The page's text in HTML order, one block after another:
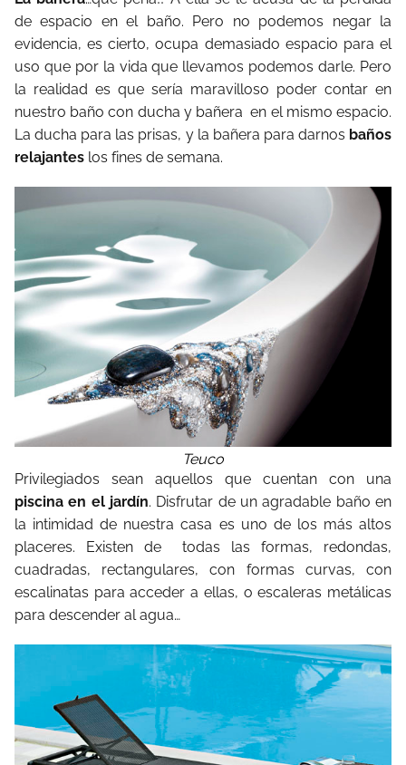
de espacio en el baño. Pero no podemos negar la
evidencia, es cierto, ocupa demasiado espacio para el
uso que por la vida que llevamos podemos darle. Pero
la realidad es que sería maravilloso poder contar en
nuestro baño con ducha y bañera en el mismo espacio.
La ducha para las prisas, y la bañera para darnos baños
relajantes los fines de semana.
Teuco
Privilegiados sean aquellos que cuentan con una
piscina en el jardín. Disfrutar de un agradable baño en
la intimidad de nuestra casa es uno de los más altos
placeres. Existen de todas las formas, redondas,
cuadradas, rectangulares, con formas curvas, con
escalinatas para acceder a ellas, o escaleras metálicas
para descender al agua…